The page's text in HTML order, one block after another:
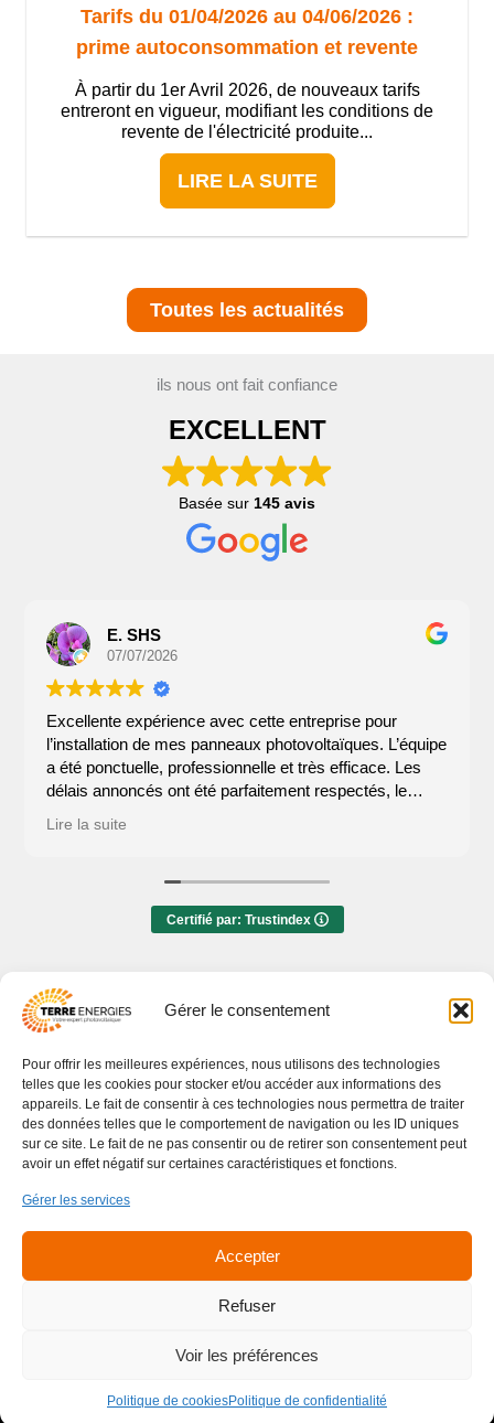
Gérer le consentement
Pour offrir les meilleures expériences, nous utilisons des technologies
telles que les cookies pour stocker et/ou accéder aux informations des
appareils. Le fait de consentir à ces technologies nous permettra de traiter
des données telles que le comportement de navigation ou les ID uniques
sur ce site. Le fait de ne pas consentir ou de retirer son consentement peut
avoir un effet négatif sur certaines caractéristiques et fonctions.
Gérer les services
Accepter
Refuser
Voir les préférences
Politique de cookiesPolitique de confidentialité
Tarifs du 01/04/2026 au 04/06/2026 :
prime autoconsommation et revente
À partir du 1er Avril 2026, de nouveaux tarifs
entreront en vigueur, modifiant les conditions de
revente de l'électricité produite...
LIRE LA SUITE
Toutes les actualités
ils nous ont fait confiance
EXCELLENT
Basée sur 145 avis
E. SHS
07/07/2026
Excellente expérience avec cette entreprise pour
l’installation de mes panneaux photovoltaïques. L’équipe
a été ponctuelle, professionnelle et très efficace. Les
délais annoncés ont été parfaitement respectés, le
l’installation. Un travail de qualité avec un vrai souci du
détail. Je recommande sans hésiter.
Lire la suite
Certifié par: Trustindex
03 83 16 42 93
contact@terreenergies.fr
16 B Allée des Bonnetons
54425 PULNOY
Lun - Ven : 08h - 12h / 13h30 - 17h
FAQ
CGV
Copyright © 2026 Terre Energies